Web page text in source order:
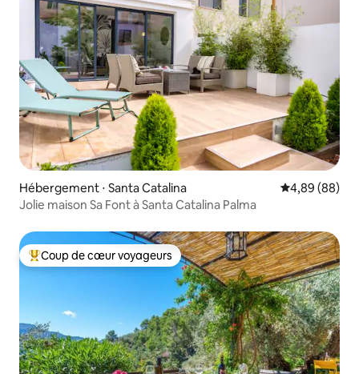
Hébergement ⋅ Santa Catalina Évaluation
4,89 (88)
Jolie maison Sa Font à Santa Catalina Palma
Coups de cœur voyageurs les plus appréciés
Coup de cœur voyageurs